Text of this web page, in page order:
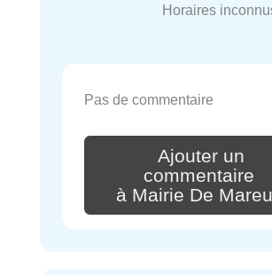
Horaires
Pas de commentaire
Ajouter un
commentaire
à Mairie De